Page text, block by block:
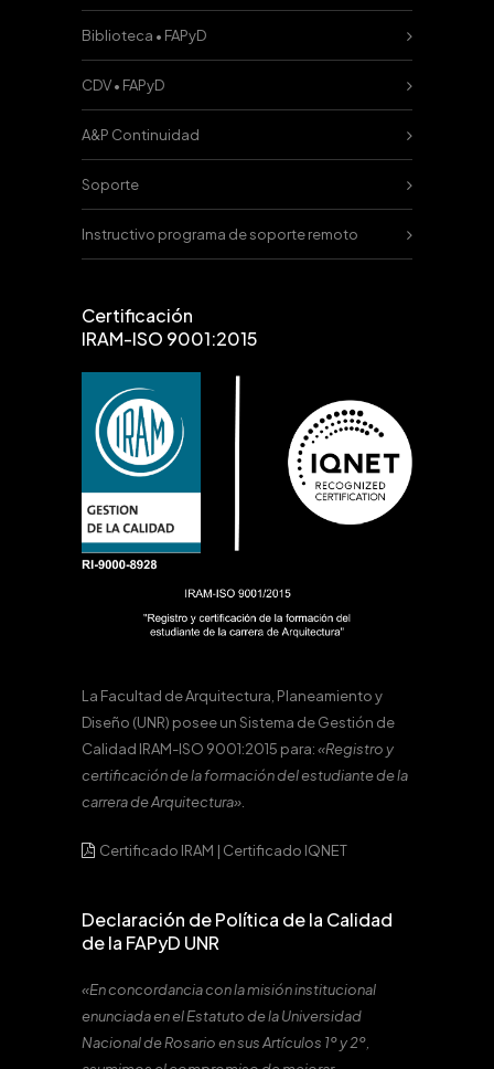
Biblioteca • FAPyD
CDV • FAPyD
A&P Continuidad
Soporte
Instructivo programa de soporte remoto
Certificación
IRAM-ISO 9001:2015
La Facultad de Arquitectura, Planeamiento y
Diseño (UNR) posee un Sistema de Gestión de
Calidad IRAM-ISO 9001:2015 para:«Registro y
certificación de la formación del estudiante de la
carrera de Arquitectura».
Certificado IRAM | Certificado IQNET
Declaración de Política de la Calidad
de la FAPyD UNR
«En concordancia con la misión institucional
enunciada en el Estatuto de la Universidad
Nacional de Rosario en sus Artículos 1º y 2º,